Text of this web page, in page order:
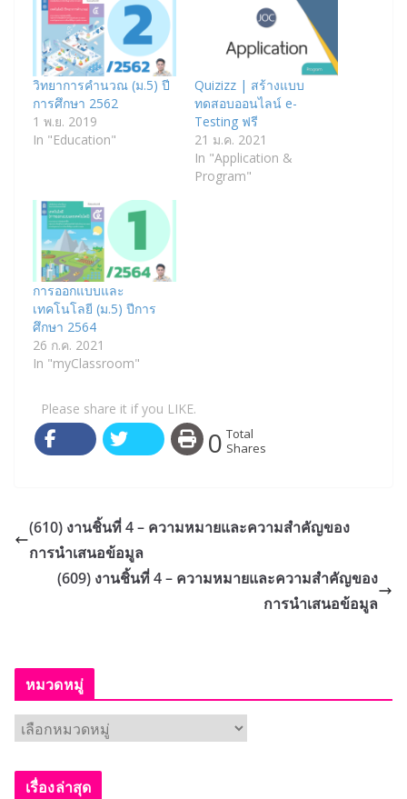
วิทยาการคำนวณ (ม.5) ปี
การศึกษา 2562
1 พ.ย. 2019
In "Education"
Quizizz | สร้างแบบ
ทดสอบออนไลน์ e-
Testing ฟรี
21 ม.ค. 2021
In "Application &
Program"
การออกแบบและ
เทคโนโลยี (ม.5) ปีการ
ศึกษา 2564
26 ก.ค. 2021
In "myClassroom"
Please share it if you LIKE.
0 Total
Shares
(610) งานชิ้นที่ 4 – ความหมายและความสำคัญของ
การนำเสนอข้อมูล
(609) งานชิ้นที่ 4 – ความหมายและความสำคัญของ
การนำเสนอข้อมูล
หมวดหมู่
ว
เรื่องล่าสุด